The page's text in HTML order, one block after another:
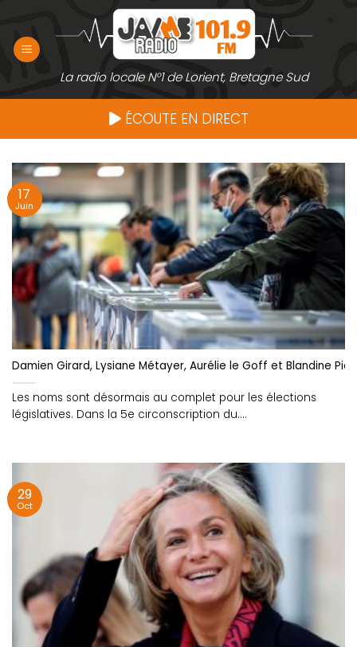
contenu
La radio locale N°1 de Lorient, Bretagne Sud
ÉCOUTE EN DIRECT
Damien Girard, Lysiane Métayer, Aurélie le Goff et Blandine
Les noms sont désormais au complet pour les élections
législatives. Dans la 5e circonscription du....
17
Juin
29
Oct